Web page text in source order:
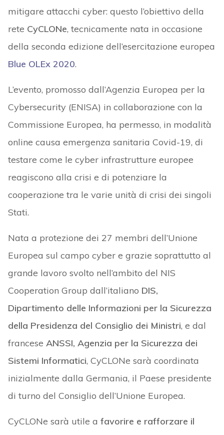
mitigare attacchi cyber: questo l’obiettivo della
rete CyCLONe, tecnicamente nata in occasione
della seconda edizione dell’esercitazione europea
Blue OLEx 2020.
L’evento, promosso dall’Agenzia Europea per la
Cybersecurity (ENISA) in collaborazione con la
Commissione Europea, ha permesso, in modalità
online causa emergenza sanitaria Covid-19, di
testare come le cyber infrastrutture europee
reagiscono alla crisi e di potenziare la
cooperazione tra le varie unità di crisi dei singoli
Stati.
Nata a protezione dei 27 membri dell’Unione
Europea sul campo cyber e grazie soprattutto al
grande lavoro svolto nell’ambito del NIS
Cooperation Group dall’italiano DIS,
Dipartimento delle Informazioni per la Sicurezza
della Presidenza del Consiglio dei Ministri, e dal
francese ANSSI, Agenzia per la Sicurezza dei
Sistemi Informatici, CyCLONe sarà coordinata
inizialmente dalla Germania, il Paese presidente
di turno del Consiglio dell’Unione Europea.
CyCLONe sarà utile a favorire e rafforzare il